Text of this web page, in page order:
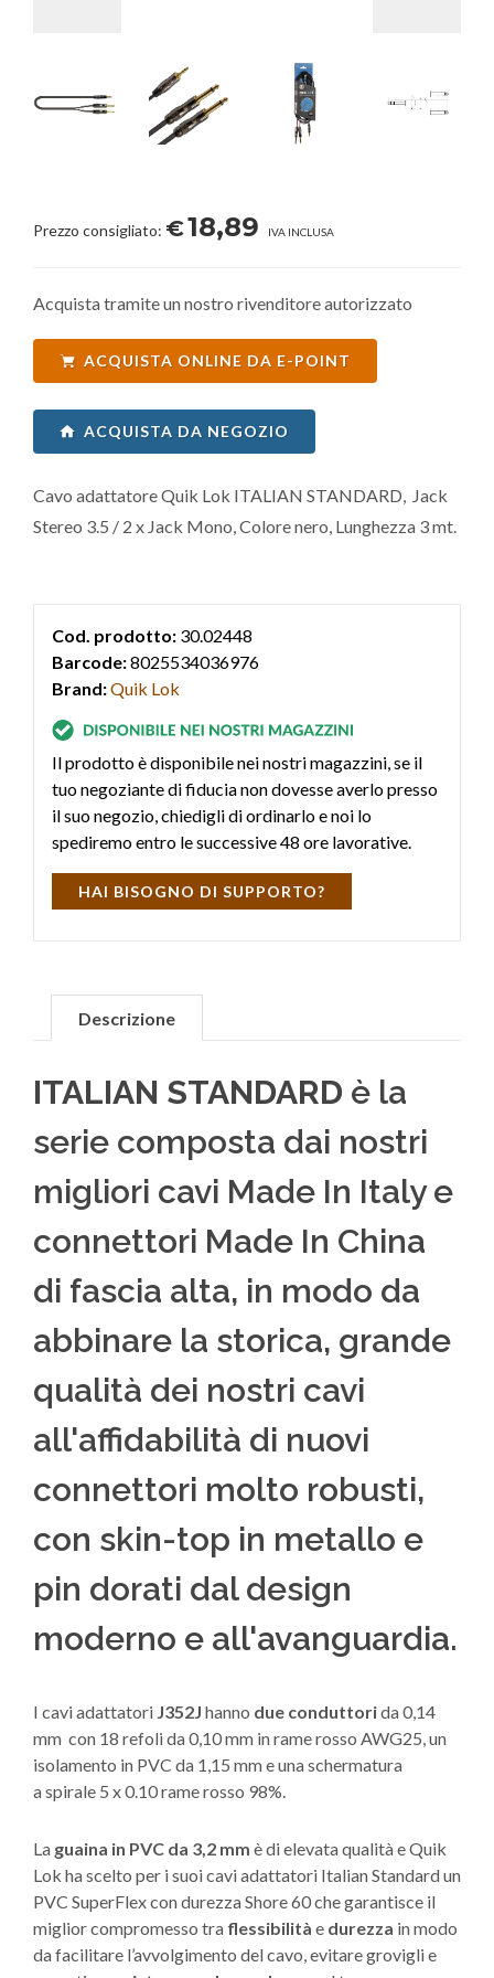
Prezzo consigliato: €18,89 IVA INCLUSA
Acquista tramite un nostro rivenditore autorizzato
ACQUISTA ONLINE DA E-POINT
ACQUISTA DA NEGOZIO
Cavo adattatore Quik Lok ITALIAN STANDARD, Jack
Stereo 3.5 / 2 x Jack Mono, Colore nero, Lunghezza 3 mt.
Cod. prodotto: 30.02448
Barcode:8025534036976
Brand:Quik Lok
Il prodotto è disponibile nei nostri magazzini, se il
tuo negoziante di fiducia non dovesse averlo presso
il suo negozio, chiedigli di ordinarlo e noi lo
spediremo entro le successive 48 ore lavorative.
HAI BISOGNO DI SUPPORTO?
Descrizione
ITALIAN STANDARD è la
serie composta dai nostri
migliori cavi Made In Italy e
connettori Made In China
di fascia alta, in modo da
abbinare la storica, grande
qualità dei nostri cavi
all'affidabilità di nuovi
connettori molto robusti,
con skin-top in metallo e
pin dorati dal design
moderno e all'avanguardia.
I cavi adattatori J352J hanno due conduttorida 0,14
mm con 18 refoli da 0,10 mm in rame rosso AWG25, un
isolamento in PVC da 1,15 mm e una schermatura
a spirale 5 x 0.10 rame rosso 98%.
La guaina in PVC da 3,2 mm è di elevata qualità e Quik
Lok ha scelto per i suoi cavi adattatori Italian Standard un
PVC SuperFlex con durezza Shore 60 che garantisce il
miglior compromesso tra flessibilità e durezza in modo
da facilitare l’avvolgimento del cavo, evitare grovigli e